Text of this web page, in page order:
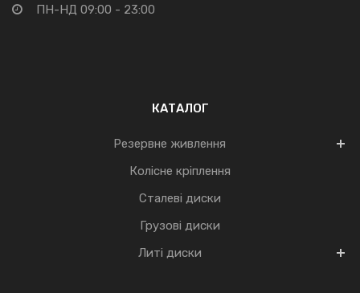
ПН-НД 09:00 - 23:00
КАТАЛОГ
Резервне живлення
Колісне кріплення
Сталеві диски
Грузові диски
Литі диски